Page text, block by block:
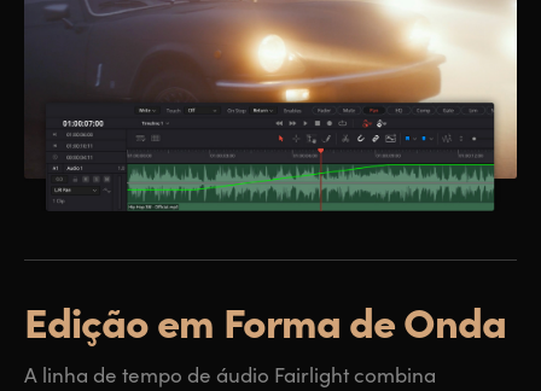
Edição em Forma de Onda
A linha de tempo de áudio Fairlight combina